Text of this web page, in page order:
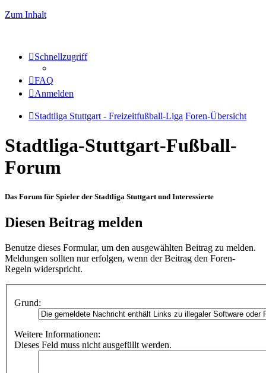
Zum Inhalt
Schnellzugriff
FAQ
Anmelden
Stadtliga Stuttgart - Freizeitfußball-Liga Foren-Übersicht
Stadtliga-Stuttgart-Fußball-
Forum
Das Forum für Spieler der Stadtliga Stuttgart und Interessierte
Diesen Beitrag melden
Benutze dieses Formular, um den ausgewählten Beitrag zu melden.
Meldungen sollten nur erfolgen, wenn der Beitrag den Foren-
Regeln widerspricht.
Grund:
Weitere Informationen:
Dieses Feld muss nicht ausgefüllt werden.